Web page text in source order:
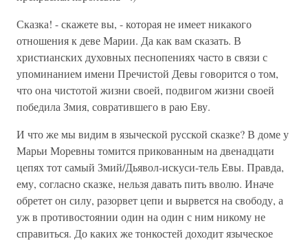
Сказка! - скажете вы, - которая не имеет никакого
отношения к деве Марии. Да как вам сказать. В
христианских духовных песнопениях часто в связи с
упоминанием имени Пречистой Девы говорится о том,
что она чистотой жизни своей, подвигом жизни своей
победила Змия, совратившего в раю Еву.
И что же мы видим в языческой русской сказке? В доме у
Марьи Моревны томится прикованным на двенадцати
цепях тот самый Змий/Дьявол-искуси-тель Евы. Правда,
ему, согласно сказке, нельзя давать пить вволю. Иначе
обретет он силу, разорвет цепи и вырвется на свободу, а
уж в противостоянии один на один с ним никому не
справиться. До каких же тонкостей доходит языческое